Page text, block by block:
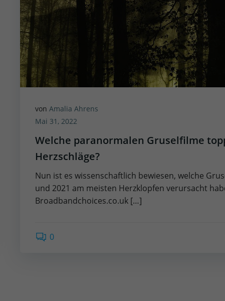
von Amalia Ahrens
Mai 31, 2022
Welche paranormalen Gruselfilme
Herzschläge?
Nun ist es wissenschaftlich bewiesen, welche
und 2021 am meisten Herzklopfen verursacht
Broadbandchoices.co.uk […]
0